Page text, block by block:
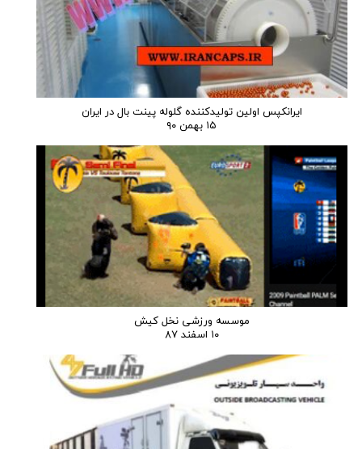
ایرانکپس اولین تولیدکننده گلوله پینت بال در ایران
۱۵ بهمن ۹۰
موسسه ورزشی نخل کیش
۱۰ اسفند ۸۷